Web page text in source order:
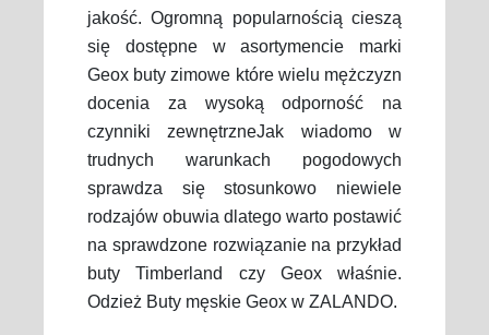
jakość. Ogromną popularnością cieszą
się dostępne w asortymencie marki
Geox buty zimowe które wielu mężczyzn
docenia za wysoką odporność na
czynniki zewnętrzneJak wiadomo w
trudnych warunkach pogodowych
sprawdza się stosunkowo niewiele
rodzajów obuwia dlatego warto postawić
na sprawdzone rozwiązanie na przykład
buty Timberland czy Geox właśnie.
Odzież Buty męskie Geox w ZALANDO.